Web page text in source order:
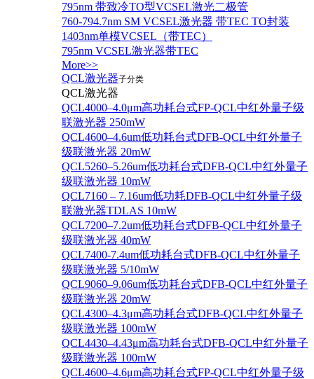
795nm 带致冷TO型VCSEL激光二极管
760-794.7nm SM VCSEL激光器 带TEC TO封装
1403nm单模VCSEL（带TEC）
795nm VCSEL激光器带TEC
More>>
QCL激光器子分类
QCL激光器
QCL4000–4.0μm高功耗台式FP-QCL中红外量子级
联激光器 250mW
QCL4600–4.6um低功耗台式DFB-QCL中红外量子
级联激光器 20mW
QCL5260–5.26um低功耗台式DFB-QCL中红外量子
级联激光器 10mW
QCL7160 – 7.16um低功耗DFB-QCL中红外量子级
联激光器TDLAS 10mW
QCL7200–7.2um低功耗台式DFB-QCL中红外量子
级联激光器 40mW
QCL7400-7.4um低功耗台式DFB-QCL中红外量子
级联激光器 5/10mW
QCL9060–9.06um低功耗台式DFB-QCL中红外量子
级联激光器 20mW
QCL4300–4.3μm高功耗台式DFB-QCL中红外量子
级联激光器 100mW
QCL4430–4.43μm高功耗台式DFB-QCL中红外量子
级联激光器 100mW
QCL4600–4.6μm高功耗台式FP-QCL中红外量子级